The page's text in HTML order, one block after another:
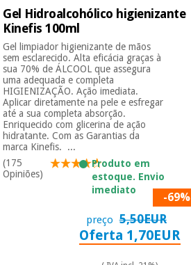
Fisaude
Tech
Academy
Fisaude
Aluguer
Gabinetes
terapêuticos
Material de
proteção
essencial
para
coronavirus
Aerobic,
fitness
e
pilates
Outlet
Fisaude
Tech
Academy
Mobiliário
clínico
Gabinetes
terapêuticos
Material de
proteção
Gel Hidroalcohólico higienizante
Kinefis 100ml
Gel limpiador higienizante de mãos
sem esclarecido. Alta eficácia graças à
sua 70% de ÁLCOOL que assegura
uma adequada e completa
HIGIENIZAÇÃO. Ação imediata.
Aplicar diretamente na pele e esfregar
até a sua completa absorção.
Enriquecido com glicerina de ação
hidratante. Com as Garantias da
marca Kinefis. ...
(175
Opiniões)
Produto em
estoque. Envio
imediato
-69%
preço 5,50EUR
Oferta 1,70EUR